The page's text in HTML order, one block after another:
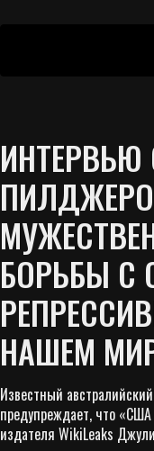
БОРЬБЫ С
НАШЕМ
Известный
предупреждает, что
издателя WikiLeaks